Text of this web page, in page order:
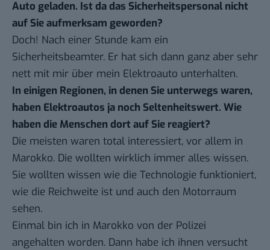
Auto geladen. Ist da das Sicherheitspersonal nicht
auf Sie aufmerksam geworden?
Doch! Nach einer Stunde kam ein
Sicherheitsbeamter. Er hat sich dann ganz aber sehr
nett mit mir über mein Elektroauto unterhalten.
In einigen Regionen, in denen Sie unterwegs waren,
haben Elektroautos ja noch Seltenheitswert. Wie
haben die Menschen dort auf Sie reagiert?
Die meisten waren total interessiert, vor allem in
Marokko. Die wollten wirklich immer alles wissen.
Sie wollten wissen wie die Technologie funktioniert,
wie die Reichweite ist und auch den Motorraum
sehen.
Einmal bin ich in Marokko von der Polizei
angehalten worden. Dann habe ich ihnen versucht